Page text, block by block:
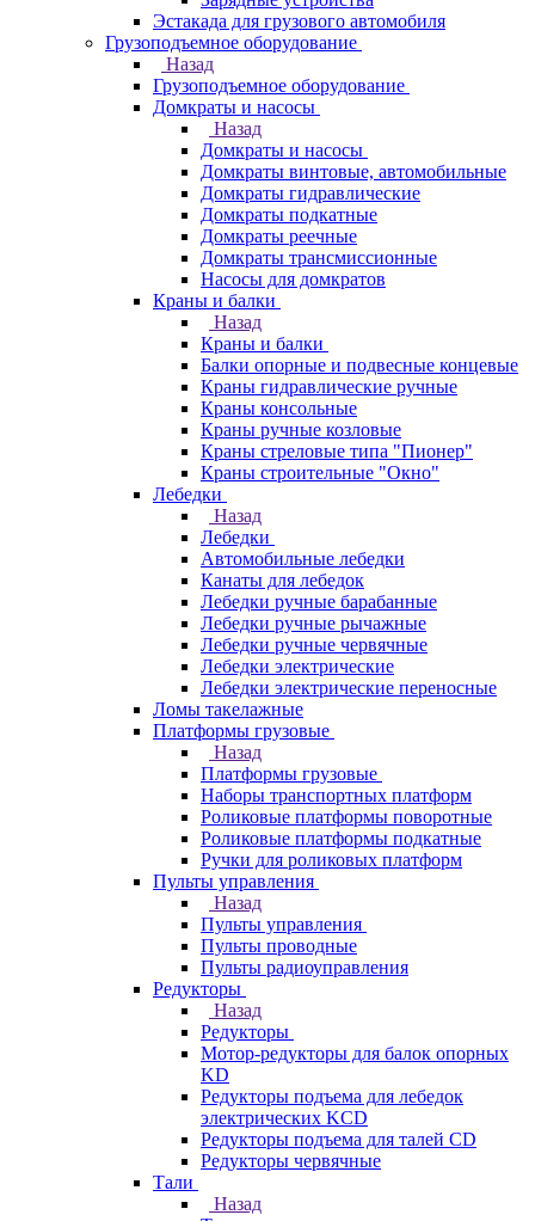
Эстакада для грузового автомобиля
Грузоподъемное оборудование
Назад
Грузоподъемное оборудование
Домкраты и насосы
Назад
Домкраты и насосы
Домкраты винтовые, автомобильные
Домкраты гидравлические
Домкраты подкатные
Домкраты реечные
Домкраты трансмиссионные
Насосы для домкратов
Краны и балки
Назад
Краны и балки
Балки опорные и подвесные концевые
Краны гидравлические ручные
Краны консольные
Краны ручные козловые
Краны стреловые типа "Пионер"
Краны строительные "Окно"
Лебедки
Назад
Лебедки
Автомобильные лебедки
Канаты для лебедок
Лебедки ручные барабанные
Лебедки ручные рычажные
Лебедки ручные червячные
Лебедки электрические
Лебедки электрические переносные
Ломы такелажные
Платформы грузовые
Назад
Платформы грузовые
Наборы транспортных платформ
Роликовые платформы поворотные
Роликовые платформы подкатные
Ручки для роликовых платформ
Пульты управления
Назад
Пульты управления
Пульты проводные
Пульты радиоуправления
Редукторы
Назад
Редукторы
Мотор-редукторы для балок опорных
KD
Редукторы подъема для лебедок
электрических KCD
Редукторы подъема для талей CD
Редукторы червячные
Тали
Назад